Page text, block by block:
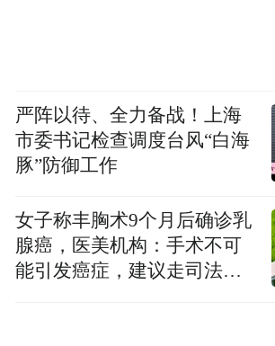
活动示意图
5月15日丨14:00-21:00
5月16日丨14:00-20:00
5月17日丨14:00-18:00
严阵以待、全力备战！上海
市委书记检查调度台风“白海
豚”防御工作
女子称丰胸术9个月后确诊乳
腺癌，医美机构：手术不可
能引发癌症，建议走司法途